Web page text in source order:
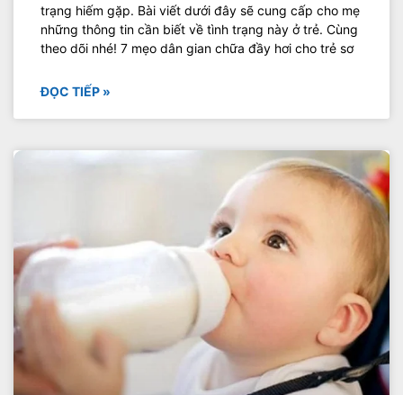
trạng hiếm gặp. Bài viết dưới đây sẽ cung cấp cho mẹ
những thông tin cần biết về tình trạng này ở trẻ. Cùng
theo dõi nhé! 7 mẹo dân gian chữa đầy hơi cho trẻ sơ
ĐỌC TIẾP »